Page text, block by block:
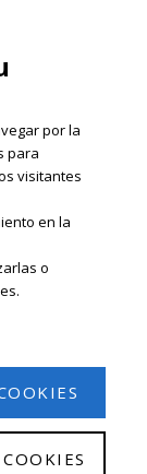
por la
para
visitantes
en la
o